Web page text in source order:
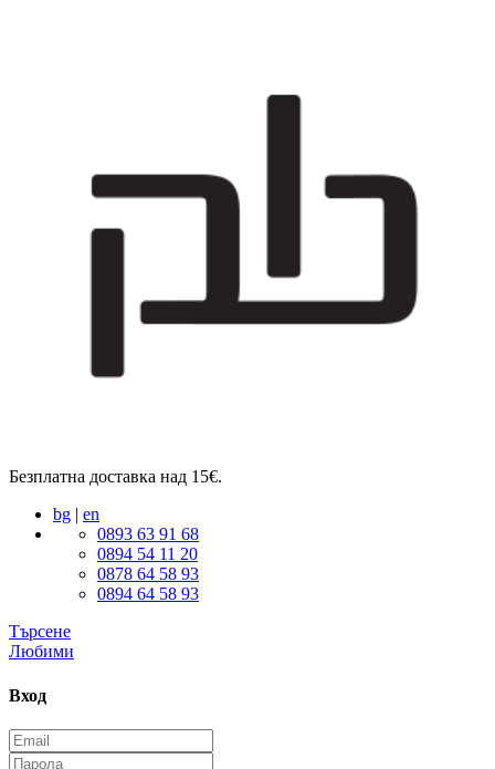
Безплатна доставка над 15€.
bg | en
0893 63 91 68
0894 54 11 20
0878 64 58 93
0894 64 58 93
Търсене
Любими
Вход